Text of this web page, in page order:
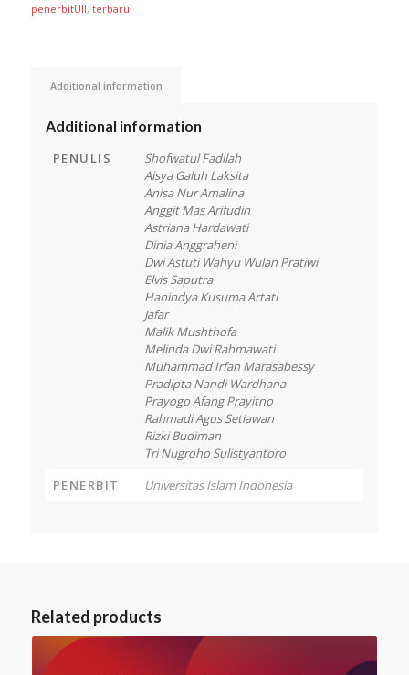
penerbitUII, terbaru
Additional information
Additional information
PENULIS
Shofwatul Fadilah
Aisya Galuh Laksita
Anisa Nur Amalina
Anggit Mas Arifudin
Astriana Hardawati
Dinia Anggraheni
Dwi Astuti Wahyu Wulan Pratiwi
Elvis Saputra
Hanindya Kusuma Artati
Jafar
Malik Mushthofa
Melinda Dwi Rahmawati
Muhammad Irfan Marasabessy
Pradipta Nandi Wardhana
Prayogo Afang Prayitno
Rahmadi Agus Setiawan
Rizki Budiman
Tri Nugroho Sulistyantoro
PENERBIT
Universitas Islam Indonesia
Related products